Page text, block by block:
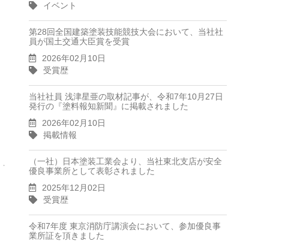
イベント
第28回全国建築塗装技能競技大会において、当社社
員が国土交通大臣賞を受賞
2026年02月10日
受賞歴
当社社員 浅津星亜の取材記事が、令和7年10月27日
発行の『塗料報知新聞』に掲載されました
2026年02月10日
掲載情報
（一社）日本塗装工業会より、当社東北支店が安全
優良事業所として表彰されました
2025年12月02日
受賞歴
令和7年度 東京消防庁講演会において、参加優良事
業所証を頂きました